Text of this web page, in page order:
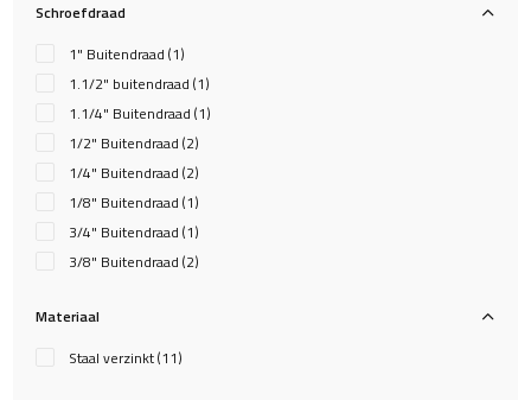
Schroefdraad
1" Buitendraad (1)
1.1/2" buitendraad (1)
1.1/4" Buitendraad (1)
1/2" Buitendraad (2)
1/4" Buitendraad (2)
1/8" Buitendraad (1)
3/4" Buitendraad (1)
3/8" Buitendraad (2)
Materiaal
Staal verzinkt(11)